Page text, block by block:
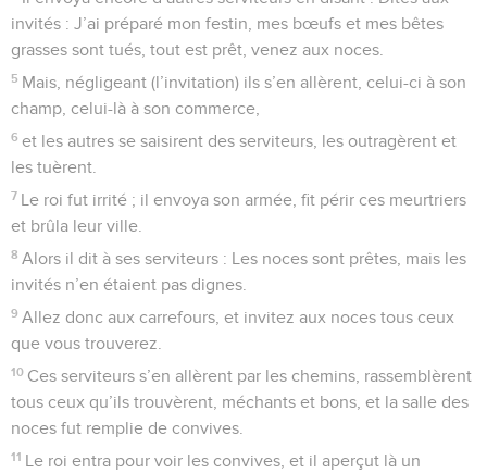
invités : J’ai préparé mon festin, mes bœufs et mes bêtes
grasses sont tués, tout est prêt, venez aux noces.
5 Mais, négligeant (l’invitation) ils s’en allèrent, celui-ci à son
champ, celui-là à son commerce,
6 et les autres se saisirent des serviteurs, les outragèrent et
les tuèrent.
7 Le roi fut irrité ; il envoya son armée, fit périr ces meurtriers
et brûla leur ville.
8 Alors il dit à ses serviteurs : Les noces sont prêtes, mais les
invités n’en étaient pas dignes.
9 Allez donc aux carrefours, et invitez aux noces tous ceux
que vous trouverez.
10 Ces serviteurs s’en allèrent par les chemins, rassemblèrent
tous ceux qu’ils trouvèrent, méchants et bons, et la salle des
noces fut remplie de convives.
11 Le roi entra pour voir les convives, et il aperçut là un